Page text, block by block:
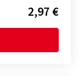
2,97 €